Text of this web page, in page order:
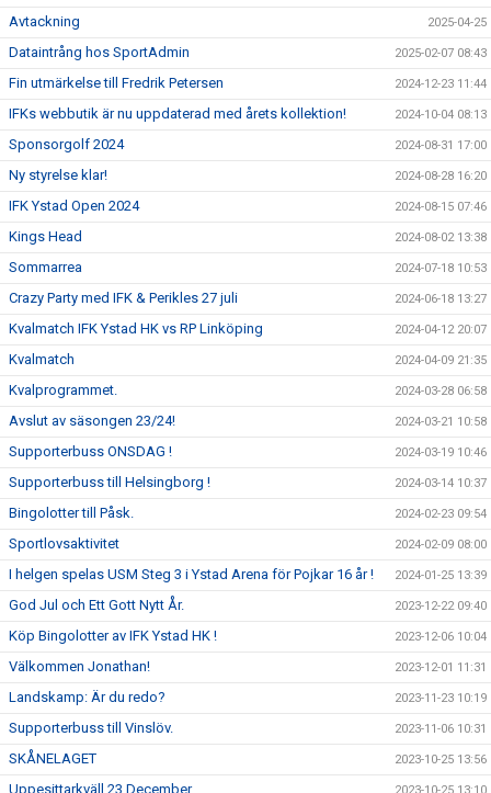
Avtackning 2025-04-25
Dataintrång hos SportAdmin 2025-02-07 08:43
Fin utmärkelse till Fredrik Petersen 2024-12-23 11:44
IFKs webbutik är nu uppdaterad med årets kollektion! 2024-10-04 08:13
Sponsorgolf 2024 2024-08-31 17:00
Ny styrelse klar! 2024-08-28 16:20
IFK Ystad Open 2024 2024-08-15 07:46
Kings Head 2024-08-02 13:38
Sommarrea 2024-07-18 10:53
Crazy Party med IFK & Perikles 27 juli 2024-06-18 13:27
Kvalmatch IFK Ystad HK vs RP Linköping 2024-04-12 20:07
Kvalmatch 2024-04-09 21:35
Kvalprogrammet. 2024-03-28 06:58
Avslut av säsongen 23/24! 2024-03-21 10:58
Supporterbuss ONSDAG ! 2024-03-19 10:46
Supporterbuss till Helsingborg ! 2024-03-14 10:37
Bingolotter till Påsk. 2024-02-23 09:54
Sportlovsaktivitet 2024-02-09 08:00
I helgen spelas USM Steg 3 i Ystad Arena för Pojkar 16 år ! 2024-01-25 13:39
God Jul och Ett Gott Nytt År. 2023-12-22 09:40
Köp Bingolotter av IFK Ystad HK ! 2023-12-06 10:04
Välkommen Jonathan! 2023-12-01 11:31
Landskamp: Är du redo? 2023-11-23 10:19
Supporterbuss till Vinslöv. 2023-11-06 10:31
SKÅNELAGET 2023-10-25 13:56
Uppesittarkväll 23 December